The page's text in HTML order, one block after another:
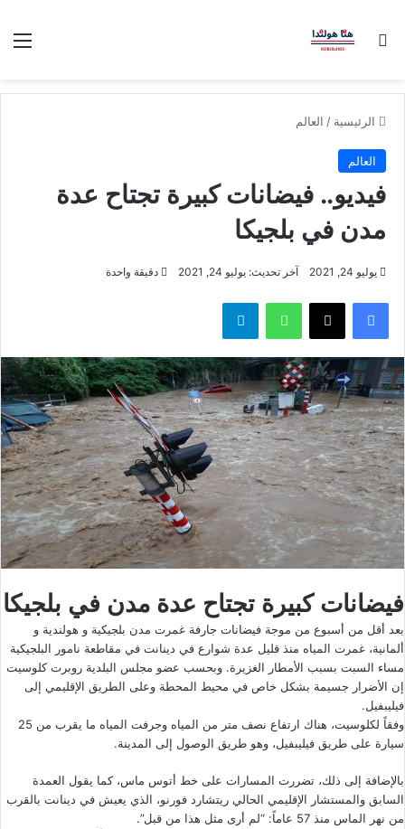
بحث عن
الرئيسية / العالم
العالم
فيديو.. فيضانات كبيرة تجتاح عدة
مدن في بلجيكا
يوليو 24, 2021 آخر تحديث: يوليو 24, 2021 دقيقة واحدة
فيسبوك ‫X واتساب تيلقرام
فيضانات كبيرة تجتاح عدة مدن في بلجيكا
بعد أقل من أسبوع من موجة فيضانات جارفة غمرت مدن بلجيكية و هولندية و
ألمانية، غمرت المياه منذ قليل عدة شوارع في دينانت في مقاطعة نامور البلجيكية
مساء السبت بسبب الأمطار الغزيرة. وبحسب عضو مجلس البلدية روبرت كلوسيت
إن الأضرار جسيمة بشكل خاص في محيط المحطة وعلى الطريق الإقليمي إلى
فيليبفيل.
وفقاً لكلوسيت، هناك ارتفاع نصف متر من المياه وجرفت المياه ما يقرب من 25
سيارة على طريق فيليبفيل، وهو طريق الوصول إلى المدينة.
بالإضافة إلى ذلك، تضررت المسارات على خط أتوس ماس، كما يقول العمدة
السابق والمستشار الإقليمي الحالي ريتشارد فورنو، الذي يعيش في دينانت بالقرب
من نهر الماس منذ 57 عاماً: “لم أرى مثل هذا من قبل”.